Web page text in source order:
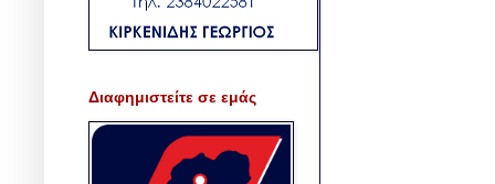
Διαφημιστείτε σε εμάς